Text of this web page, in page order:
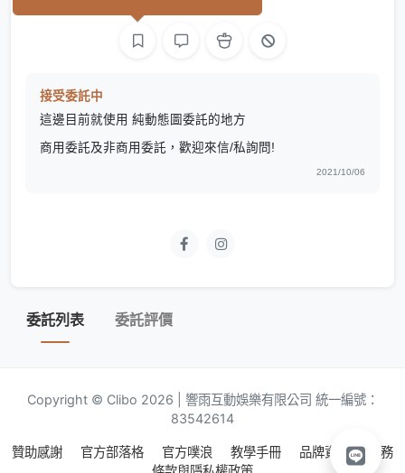
接受委託中
這邊目前就使用 純動態圖委託的地方
商用委託及非商用委託，歡迎來信/私詢問!
2021/10/06
委託列表 委託評價
Copyright © Clibo 2026 | 響雨互動娛樂有限公司 統一編號：
83542614
贊助感謝 官方部落格 官方噗浪 教學手冊 品牌資源
服務